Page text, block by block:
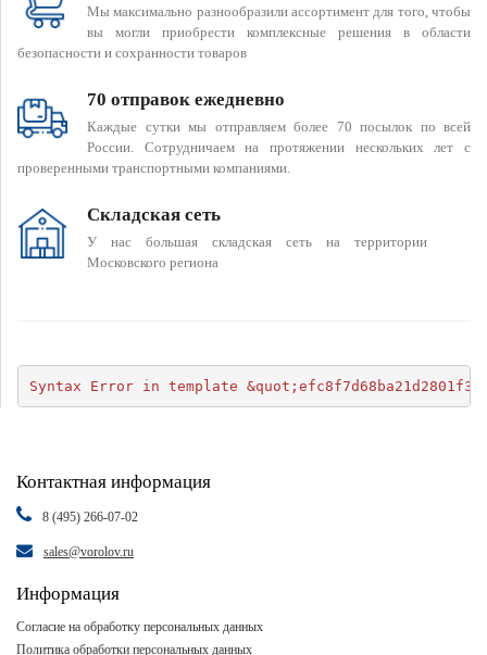
Мы максимально разнообразили ассортимент для того, чтобы
вы могли приобрести комплексные решения в области
безопасности и сохранности товаров
70 отправок ежедневно
Каждые сутки мы отправляем более 70 посылок по всей
России. Сотрудничаем на протяжении нескольких лет с
проверенными транспортными компаниями.
Складская сеть
У нас большая складская сеть на территории
Московского региона
Syntax Error in template
Контактная информация
8 (495) 266-07-02
sales@vorolov.ru
Информация
Согласие на обработку персональных данных
Политика обработки персональных данных